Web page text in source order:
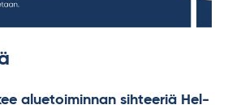
alue­toi­min­nan sih­tee­riä Hel­